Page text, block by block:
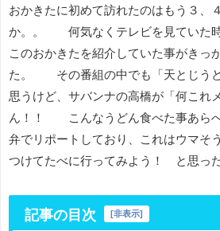
おかきたに初めて訪れたのはもう３、
か。。 何気なくテレビを見ていた
このおかきたを紹介していた事がきっ
た。 その番組の中でも「天とじうど
思うけど、サバンナの高橋が「何これ
ん！！ こんなうどん食べた事あら
弁でリポートしており、これはウマそ
つけてたべに行ってみよう！ と思っ
記事の目次 [非表示]